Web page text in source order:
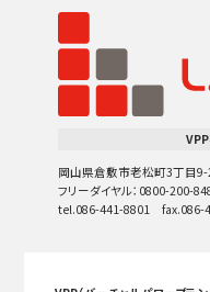
岡山県倉敷市老松町3丁目9-
フリーダイヤル：0800-200-
tel.086-441-8801 fax.086-